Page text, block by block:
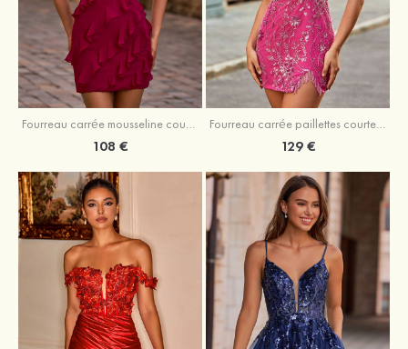
Fourreau carrée mousseline courte/mini robe de fête de la rentré avec volants
108 €
Fourreau carrée paillettes courte/mini robe de fête de la rentrée
129 €